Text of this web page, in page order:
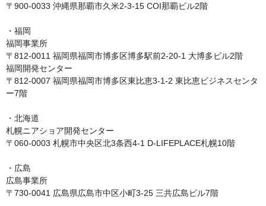
〒900-0033 沖縄県那覇市久米2-3-15 COI那覇ビル2階
・福岡
福岡事業所
〒812-0011 福岡県福岡市博多区博多駅前2-20-1 大博多ビル2階
福岡開発センター
〒812-0007 福岡県福岡市博多区東比恵3-1-2 東比恵ビジネスセンタ
ー7階
・北海道
札幌ニアショア開発センター
〒060-0003 札幌市中央区北3条西4-1 D-LIFEPLACE札幌10階
・広島
広島事業所
〒730-0041 広島県広島市中区小町3-25 三共広島ビル7階